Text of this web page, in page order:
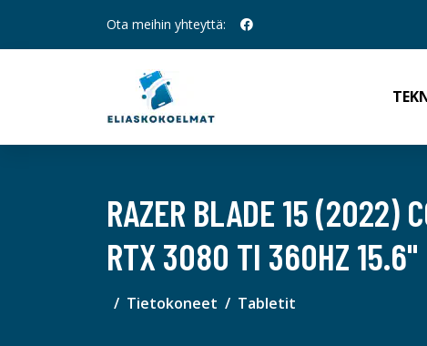
Ota meihin yhteyttä:
RAZER BLADE 15 (2022)
RTX 3080 TI 360HZ 15.6"
Tietokoneet Tabletit